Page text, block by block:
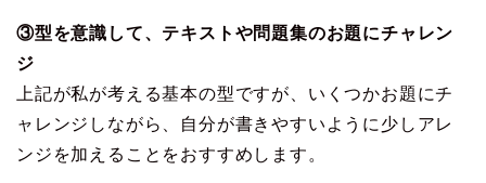
③型を意識して、テキストや問題集のお題にチャレン
ジ
上記が私が考える基本の型ですが、いくつかお題にチ
ャレンジしながら、自分が書きやすいように少しアレ
ンジを加えることをおすすめします。